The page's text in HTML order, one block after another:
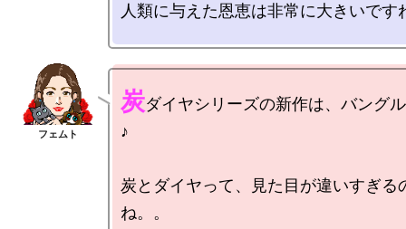
人類に与えた恩恵は非常に大きいです
炭ダイヤシリーズの新作は、バング
♪
炭とダイヤって、見た目が違いすぎる
ね。。